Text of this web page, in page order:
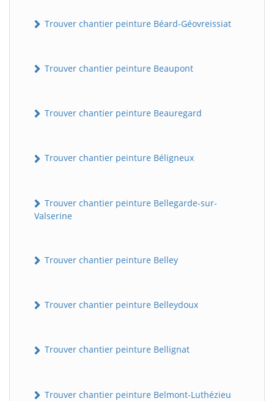
Trouver chantier peinture Béard-Géovreissiat
Trouver chantier peinture Beaupont
Trouver chantier peinture Beauregard
Trouver chantier peinture Béligneux
Trouver chantier peinture Bellegarde-sur-
Valserine
Trouver chantier peinture Belley
Trouver chantier peinture Belleydoux
Trouver chantier peinture Bellignat
Trouver chantier peinture Belmont-Luthézieu